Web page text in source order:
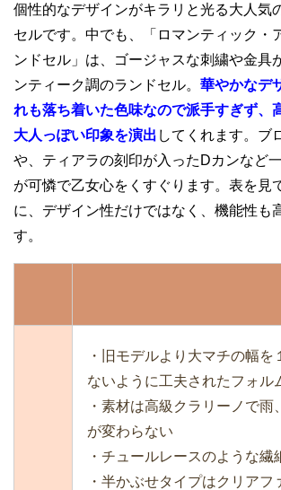
個性的なデザインがキラリと光る大人気
セルです。中でも、「ロマンティック・
ンドセル」は、ゴージャスな刺繍や金具
ンティーク調のランドセル。 華やかなデ
れも落ち着いた色味なので派手すぎず、
大人っぽい印象を演出 してくれます。ブ
や、ティアラの刻印が入ったDカンなど
が可憐で乙女心をくすぐります。表を見
に、デザイン性だけではなく、機能性も
す。
・旧モデルより大マチの幅
ないように工夫されたフォル
・素材は高級クラリーノで
が変わらない
・チュールレースのような
・半かぶせタイプはクリア